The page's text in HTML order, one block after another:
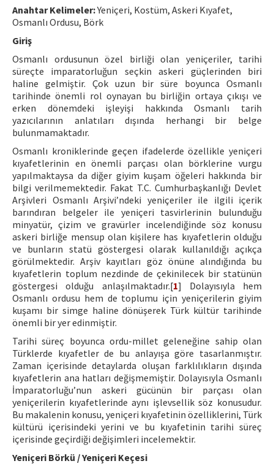
İletişim
Anahtar Kelimeler:Yeniçeri, Kostüm, Askeri Kıyafet,
Osmanlı Ordusu, Börk
Giriş
Osmanlı ordusunun özel birliği olan yeniçeriler, tarihi
süreçte imparatorluğun seçkin askeri güçlerinden biri
haline gelmiştir. Çok uzun bir süre boyunca Osmanlı
tarihinde önemli rol oynayan bu birliğin ortaya çıkışı ve
erken dönemdeki işleyişi hakkında Osmanlı tarih
yazıcılarının anlatıları dışında herhangi bir belge
bulunmamaktadır.
Osmanlı kroniklerinde geçen ifadelerde özellikle yeniçeri
kıyafetlerinin en önemli parçası olan börklerine vurgu
yapılmaktaysa da diğer giyim kuşam öğeleri hakkında bir
bilgi verilmemektedir. Fakat T.C. Cumhurbaşkanlığı Devlet
Arşivleri Osmanlı Arşivi’ndeki yeniçeriler ile ilgili içerik
barındıran belgeler ile yeniçeri tasvirlerinin bulunduğu
minyatür, çizim ve gravürler incelendiğinde söz konusu
askeri birliğe mensup olan kişilere has kıyafetlerin olduğu
ve bunların statü göstergesi olarak kullanıldığı açıkça
görülmektedir. Arşiv kayıtları göz önüne alındığında bu
kıyafetlerin toplum nezdinde de çekinilecek bir statünün
göstergesi olduğu anlaşılmaktadır.[1] Dolayısıyla hem
Osmanlı ordusu hem de toplumu için yeniçerilerin giyim
kuşamı bir simge haline dönüşerek Türk kültür tarihinde
önemli bir yer edinmiştir.
Tarihi süreç boyunca ordu-millet geleneğine sahip olan
Türklerde kıyafetler de bu anlayışa göre tasarlanmıştır.
Zaman içerisinde detaylarda oluşan farklılıkların dışında
kıyafetlerin ana hatları değişmemiştir. Dolayısıyla Osmanlı
İmparatorluğu’nun askeri gücünün bir parçası olan
yeniçerilerin kıyafetlerinde aynı işlevsellik söz konusudur.
Bu makalenin konusu, yeniçeri kıyafetinin özelliklerini, Türk
kültürü içerisindeki yerini ve bu kıyafetinin tarihi süreç
içerisinde geçirdiği değişimleri incelemektir.
Yeniçeri Börkü / Yeniçeri Keçesi